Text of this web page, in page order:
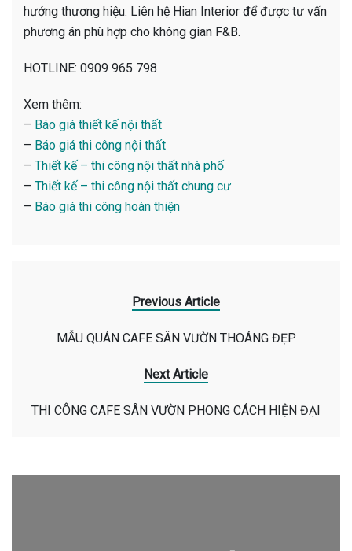
hướng thương hiệu. Liên hệ Hian Interior để được tư vấn
phương án phù hợp cho không gian F&B.
HOTLINE: 0909 965 798
Xem thêm:
– Báo giá thiết kế nội thất
– Báo giá thi công nội thất
– Thiết kế – thi công nội thất nhà phố
– Thiết kế – thi công nội thất chung cư
– Báo giá thi công hoàn thiện
Previous Article
MẪU QUÁN CAFE SÂN VƯỜN THOÁNG ĐẸP
Next Article
THI CÔNG CAFE SÂN VƯỜN PHONG CÁCH HIỆN ĐẠI